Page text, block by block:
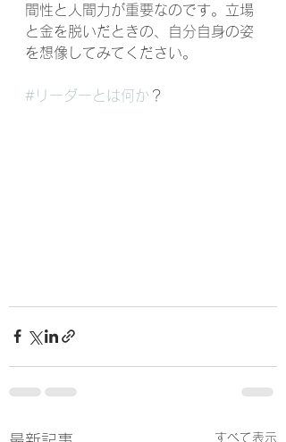
間性と人間力が重要なのです。立場
と金を脱いだときの、自分自身の姿
を想像してみてください。
#リーダーとは何か ？
すべて表示